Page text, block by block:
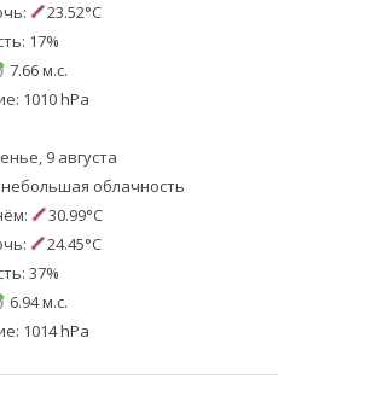
23.52°C
17%
7.66 м.с.
1010 hPa
9 августа
небольшая облачность
30.99°C
24.45°C
37%
6.94 м.с.
1014 hPa